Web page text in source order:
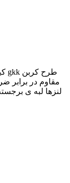
لنزها لبه ی